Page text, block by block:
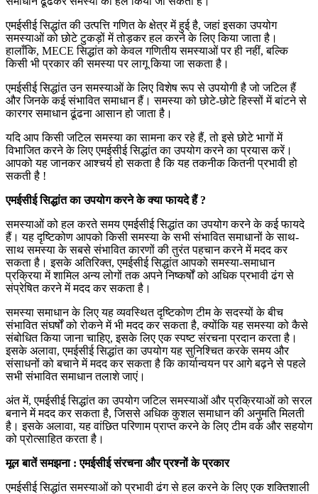
एमईसीई सिद्धांत की उत्पत्ति गणित के क्षेत्र में हुई है, जहां इसका उपयोग
समस्याओं को छोटे टुकड़ों में तोड़कर हल करने के लिए किया जाता है।
हालाँकि, MECE सिद्धांत को केवल गणितीय समस्याओं पर ही नहीं, बल्कि
किसी भी प्रकार की समस्या पर लागू किया जा सकता है।
एमईसीई सिद्धांत उन समस्याओं के लिए विशेष रूप से उपयोगी है जो जटिल हैं
और जिनके कई संभावित समाधान हैं। समस्या को छोटे-छोटे हिस्सों में बांटने से
कारगर समाधान ढूंढना आसान हो जाता है।
यदि आप किसी जटिल समस्या का सामना कर रहे हैं, तो इसे छोटे भागों में
विभाजित करने के लिए एमईसीई सिद्धांत का उपयोग करने का प्रयास करें।
आपको यह जानकर आश्चर्य हो सकता है कि यह तकनीक कितनी प्रभावी हो
सकती है !
एमईसीई सिद्धांत का उपयोग करने के क्या फायदे हैं ?
समस्याओं को हल करते समय एमईसीई सिद्धांत का उपयोग करने के कई फायदे
हैं। यह दृष्टिकोण आपको किसी समस्या के सभी संभावित समाधानों के साथ-
साथ समस्या के सबसे संभावित कारणों की तुरंत पहचान करने में मदद कर
सकता है। इसके अतिरिक्त, एमईसीई सिद्धांत आपको समस्या-समाधान
प्रक्रिया में शामिल अन्य लोगों तक अपने निष्कर्षों को अधिक प्रभावी ढंग से
संप्रेषित करने में मदद कर सकता है।
समस्या समाधान के लिए यह व्यवस्थित दृष्टिकोण टीम के सदस्यों के बीच
संभावित संघर्षों को रोकने में भी मदद कर सकता है, क्योंकि यह समस्या को कैसे
संबोधित किया जाना चाहिए, इसके लिए एक स्पष्ट संरचना प्रदान करता है।
इसके अलावा, एमईसीई सिद्धांत का उपयोग यह सुनिश्चित करके समय और
संसाधनों को बचाने में मदद कर सकता है कि कार्यान्वयन पर आगे बढ़ने से पहले
सभी संभावित समाधान तलाशे जाएं।
अंत में, एमईसीई सिद्धांत का उपयोग जटिल समस्याओं और प्रक्रियाओं को सरल
बनाने में मदद कर सकता है, जिससे अधिक कुशल समाधान की अनुमति मिलती
है। इसके अलावा, यह वांछित परिणाम प्राप्त करने के लिए टीम वर्क और सहयोग
को प्रोत्साहित करता है।
मूल बातें समझना : एमईसीई संरचना और प्रश्नों के प्रकार
एमईसीई सिद्धांत समस्याओं को प्रभावी ढंग से हल करने के लिए एक शक्तिशाली